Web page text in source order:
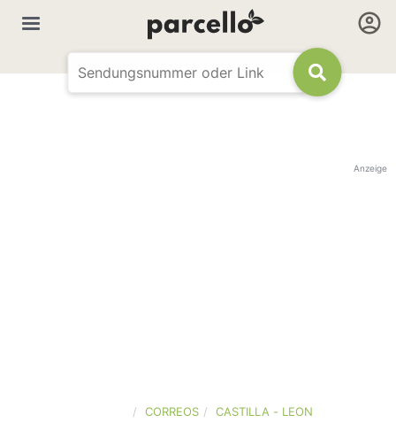
Anzeige
CORREOS CASTILLA - LEON